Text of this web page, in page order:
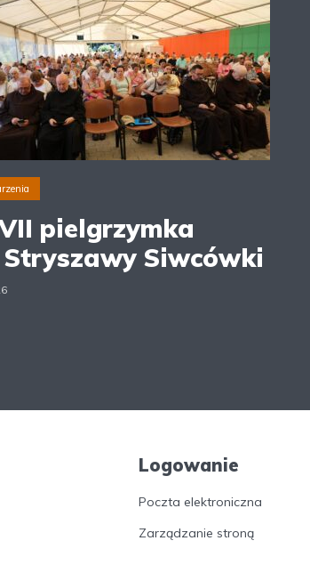
pielgrzymka
Siwcówki
Logowanie
Poczta elektroniczna
Zarządzanie stroną